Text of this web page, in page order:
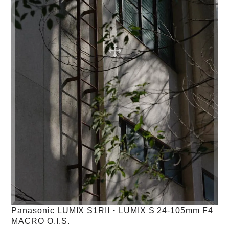
Panasonic LUMIX S1RII・LUMIX S 24-105mm F4
MACRO O.I.S.